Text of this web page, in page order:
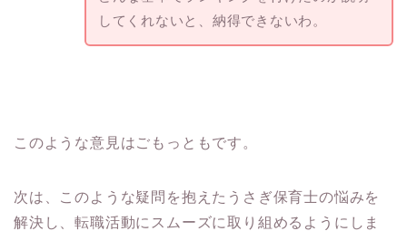
してくれないと、納得できないわ。
このような意見はごもっともです。
次は、このような疑問を抱えたうさぎ保育士の悩みを
解決し、転職活動にスムーズに取り組めるようにしま